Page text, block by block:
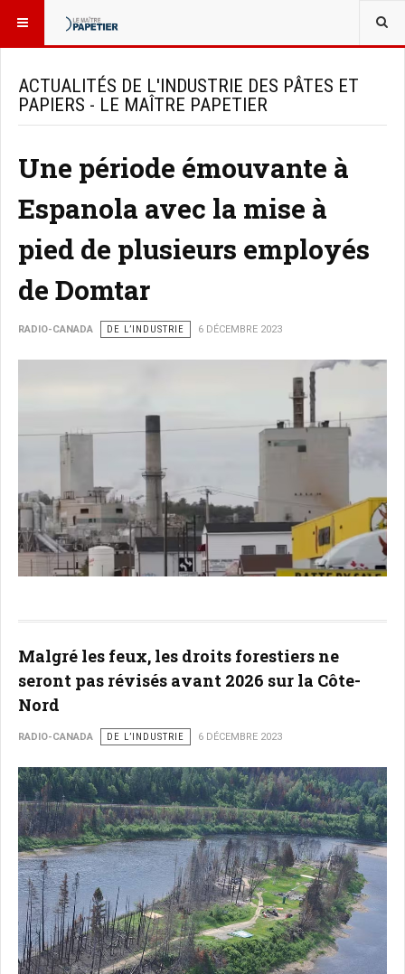
VOUS ÊTES ICI :
ACTUALITÉS DE L'INDUSTRIE DES PÂTES ET
PAPIERS - LE MAÎTRE PAPETIER
Une période émouvante à
Espanola avec la mise à
pied de plusieurs employés
de Domtar
RADIO-CANADA DE L’INDUSTRIE 6 DÉCEMBRE 2023
Malgré les feux, les droits forestiers ne
seront pas révisés avant 2026 sur la Côte-
Nord
RADIO-CANADA DE L’INDUSTRIE 6 DÉCEMBRE 2023